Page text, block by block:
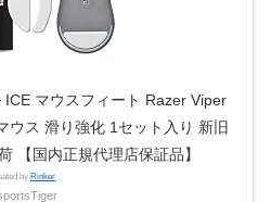
マウスフィート Razer Viper
ウス 滑り強化 1セット入り 新旧
【国内正規代理店保証品】
byRinker